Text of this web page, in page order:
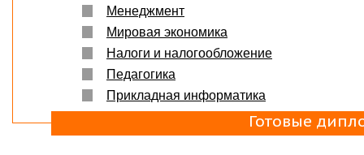
Менеджмент
Мировая экономика
Налоги и налогообложение
Педагогика
Прикладная информатика
Готовые